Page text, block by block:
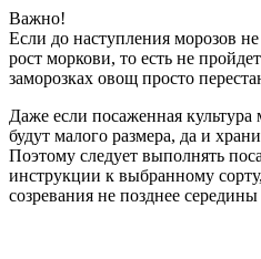
Важно!
Если до наступления морозов
рост моркови, то есть не
заморозках овощ просто
Даже если посаженная
будут малого размера, да и
Поэтому следует выполнять
инструкции к выбранному
созревания не позднее середины